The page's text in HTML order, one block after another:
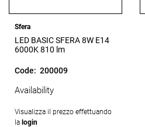
Sfera
LED BASIC SFERA 8W E14
6000K 810 lm
Code: 200009
Availability
Visualizza il prezzo effettuando
la login